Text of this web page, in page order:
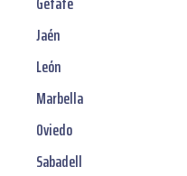
Jaén
León
Marbella
Oviedo
Sabadell